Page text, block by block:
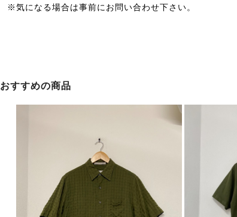
※気になる場合は事前にお問い合わせ下さい。
おすすめの商品